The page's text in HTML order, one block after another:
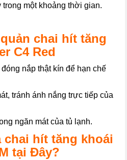
một khoảng thời gian.
chai hít tăng
C4 Red
nắp thật kín để hạn chế
tránh ánh nắng trực tiếp của
ngăn mát của tủ lạnh.
chai hít tăng khoái
tại Đây?